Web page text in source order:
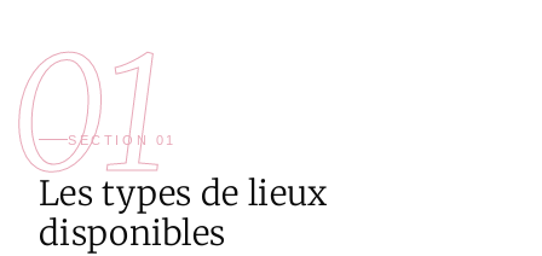
01
SECTION 01
Les types de lieux
disponibles